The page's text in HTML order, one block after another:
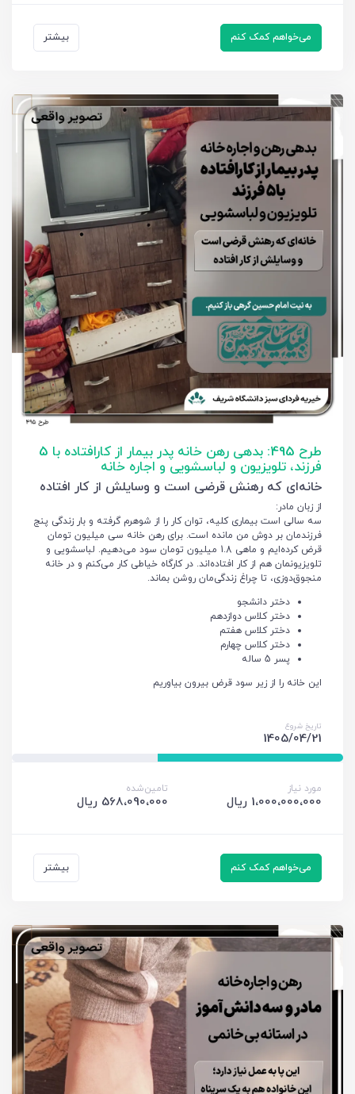
می‌خواهم کمک کنم بیشتر
طرح 495: بدهی رهن خانه پدر بیمار از کارافتاده با 5
فرزند، تلویزیون و لباسشویی و اجاره خانه
خانه‌ای که رهنش قرضی است و وسایلش از کار افتاده
از زبان مادر:
سه سالی است بیماری کلیه، توان کار را از شوهرم گرفته و بار زندگی پنج
فرزندمان بر دوش من مانده است. برای رهن خانه سی میلیون تومان
قرض کرده‌ایم و ماهی 1.8 میلیون تومان سود می‌دهیم. لباسشویی و
تلویزیونمان هم از کار افتاده‌اند. در کارگاه خیاطی کار می‌کنم و در خانه
منجوق‌دوزی، تا چراغ زندگی‌مان روشن بماند.
دختر دانشجو
دختر کلاس دوازدهم
دختر کلاس هفتم
دختر کلاس چهارم
پسر 5 ساله
این خانه را از زیر سود قرض بیرون بیاوریم
تاریخ شروع
1405/04/21
مورد نیاز
1،000،000،000 ریال
تامین‌شده
568،090،000 ریال
می‌خواهم کمک کنم بیشتر